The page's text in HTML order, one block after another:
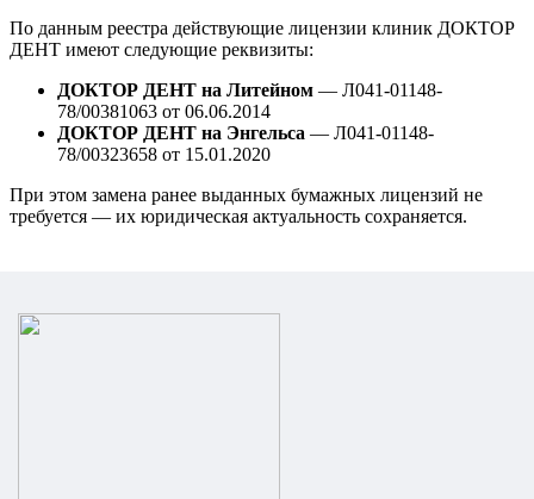
По данным реестра действующие лицензии клиник ДОКТОР
ДЕНТ имеют следующие реквизиты:
ДОКТОР ДЕНТ на Литейном — Л041-01148-
78/00381063 от 06.06.2014
ДОКТОР ДЕНТ на Энгельса — Л041-01148-
78/00323658 от 15.01.2020
При этом замена ранее выданных бумажных лицензий не
требуется — их юридическая актуальность сохраняется.